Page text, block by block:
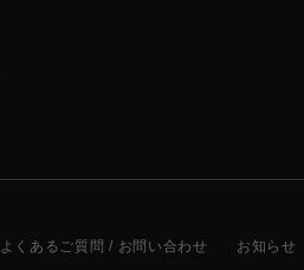
よくあるご質問 / お問い合わせ お知らせ